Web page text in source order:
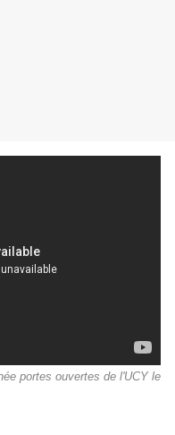
portes ouvertes de l'UCY le